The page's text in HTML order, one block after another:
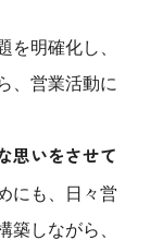
を明確化し、
、営業活動に
思いをさせて
にも、日々営
築しながら、